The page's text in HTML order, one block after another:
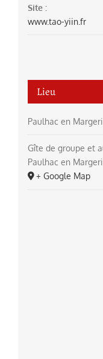
Site :
www.tao-yiin.fr
Lieu
Paulhac en
Gîte de groupe et
Paulhac en
+ Google Map